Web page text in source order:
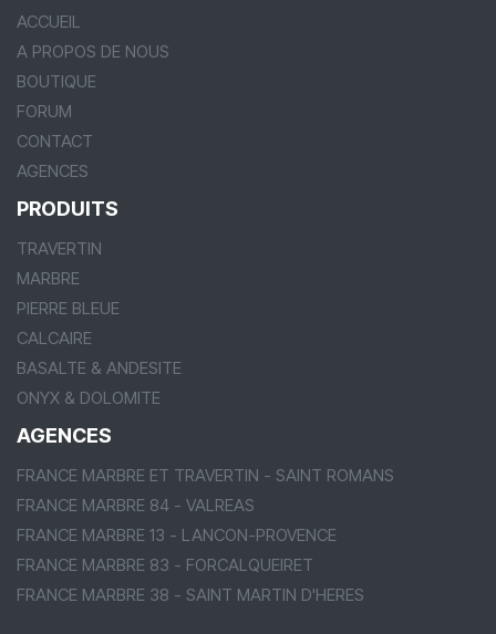
ACCUEIL
A PROPOS DE NOUS
BOUTIQUE
FORUM
CONTACT
AGENCES
PRODUITS
TRAVERTIN
MARBRE
PIERRE BLEUE
CALCAIRE
BASALTE & ANDESITE
ONYX & DOLOMITE
AGENCES
FRANCE MARBRE ET TRAVERTIN - SAINT ROMANS
FRANCE MARBRE 84 - VALREAS
FRANCE MARBRE 13 - LANCON-PROVENCE
FRANCE MARBRE 83 - FORCALQUEIRET
FRANCE MARBRE 38 - SAINT MARTIN D'HERES